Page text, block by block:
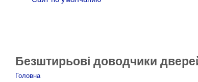
Безштирьові доводчики
Головна